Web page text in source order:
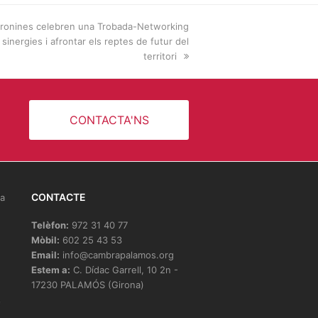
celebren una Trobada-Networking
i afrontar els reptes de futur del
territori
CONTACTA'NS
CONTACTE
Telèfon: 972 31 40 77
Mòbil: 602 25 43 53
Email: info@cambrapalamos.org
Estem a: C. Dídac Garrell, 10 2n -
17230 PALAMÓS (Girona)